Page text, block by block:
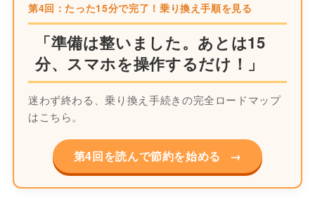
第4回：たった15分で完了！乗り換え手順を見る
「準備は整いました。あとは15
分、スマホを操作するだけ！」
迷わず終わる、乗り換え手続きの完全ロードマップ
はこちら。
第4回を読んで節約を始める →